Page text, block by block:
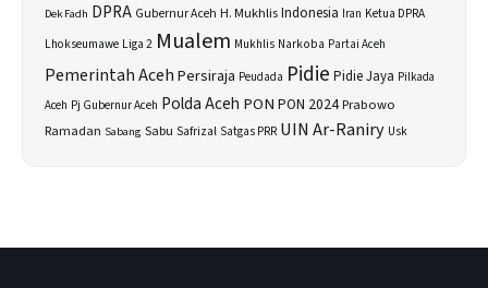
Dek Fadh DPRA Gubernur Aceh H. MukhlisIndonesia Iran Ketua DPRA
Lhokseumawe Liga 2 Mualem Mukhlis Narkoba Partai Aceh
Pemerintah AcehPersiraja Peudada Pidie Pidie Jaya Pilkada
Aceh Pj Gubernur Aceh Polda Aceh PON PON 2024Prabowo
Ramadan Sabang Sabu Safrizal Satgas PRR UIN Ar-Raniry Usk